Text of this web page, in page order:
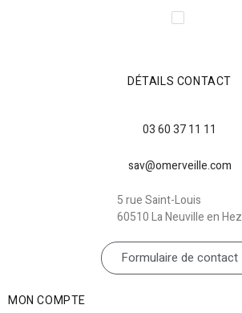
DÉTAILS CONTACT
03 60 37 11 11
sav@omerveille.com
5 rue Saint-Louis
60510 La Neuville en Hez
Formulaire de contact
MON COMPTE